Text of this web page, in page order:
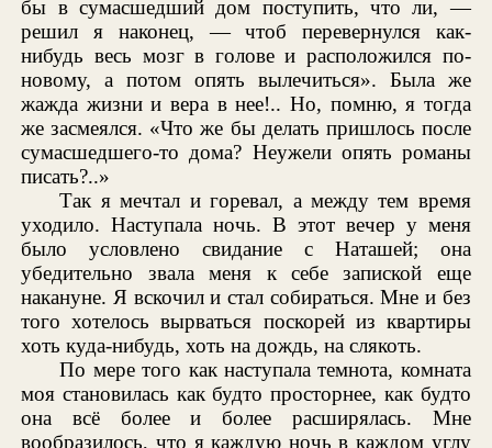
бы в сумасшедший дом поступить, что ли, —
решил я наконец, — чтоб перевернулся как-
нибудь весь мозг в голове и расположился по-
новому, а потом опять вылечиться». Была же
жажда жизни и вера в нее!.. Но, помню, я тогда
же засмеялся. «Что же бы делать пришлось после
сумасшедшего-то дома? Неужели опять романы
писать?..»
Так я мечтал и горевал, а между тем время
уходило. Наступала ночь. В этот вечер у меня
было условлено свидание с Наташей; она
убедительно звала меня к себе запиской еще
накануне. Я вскочил и стал собираться. Мне и без
того хотелось вырваться поскорей из квартиры
хоть куда-нибудь, хоть на дождь, на слякоть.
По мере того как наступала темнота, комната
моя становилась как будто просторнее, как будто
она всё более и более расширялась. Мне
вообразилось, что я каждую ночь в каждом углу